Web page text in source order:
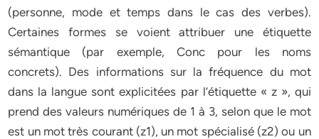
(personne, mode et temps dans le cas des verbes).
Certaines formes se voient attribuer une étiquette
sémantique (par exemple, Conc pour les noms
concrets). Des informations sur la fréquence du mot
dans la langue sont explicitées par l’étiquette « z », qui
prend des valeurs numériques de 1 à 3, selon que le mot
est un mot très courant (z1), un mot spécialisé (z2) ou un